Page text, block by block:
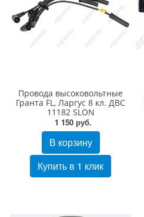
Провода высоковольтные
Гранта FL, Ларгус 8 кл. ДВС
11182 SLON
1 150 руб.
В корзину
Купить в 1 клик